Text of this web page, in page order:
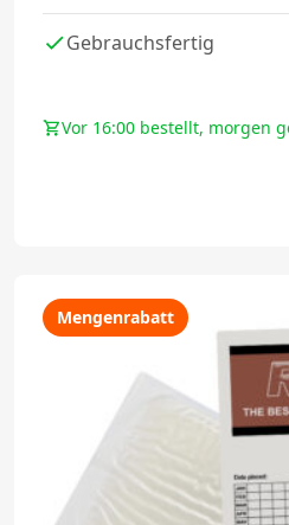
Gebrauchsfertig
Vor 16:00 bestellt, morgen
Mengenrabatt